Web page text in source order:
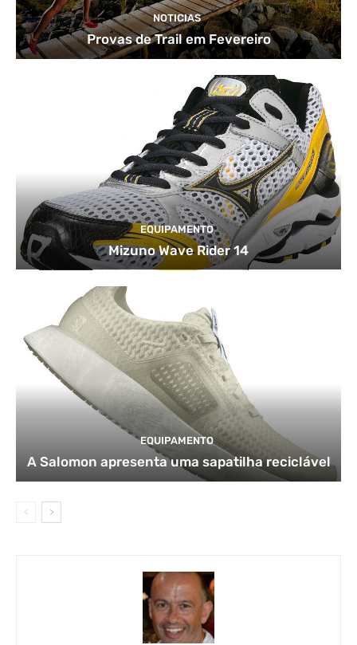
NOTICIAS
Provas de Trail em Fevereiro
EQUIPAMENTO
Mizuno Wave Rider 14
EQUIPAMENTO
A Salomon apresenta uma sapatilha reciclável